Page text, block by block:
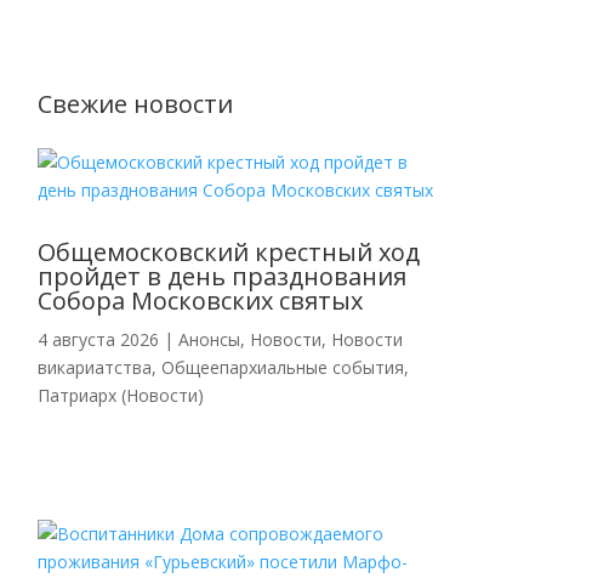
Свежие новости
Общемосковский крестный ход
пройдет в день празднования
Собора Московских святых
4 августа 2026 | Анонсы, Новости, Новости
викариатства, Общеепархиальные события,
Патриарх (Новости)